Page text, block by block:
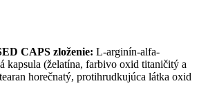
CAPS zloženie: L-arginín-alfa-
kapsula (želatína, farbivo oxid titaničitý a
horečnatý, protihrudkujúca látka oxid